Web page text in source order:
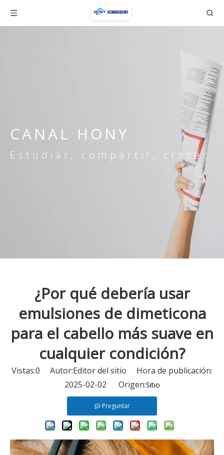
CANAL HONY
Estudiar, compartir, crecer
¿Por qué debería usar
emulsiones de dimeticona
para el cabello más suave en
cualquier condición?
Vistas:0 Autor:Editor del sitio Hora de publicación:
2025-02-02 Origen:Sitio
Preguntar